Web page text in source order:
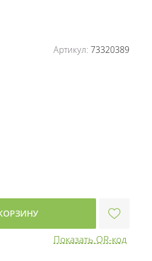
Артикул: 73320389
Показать QR-код